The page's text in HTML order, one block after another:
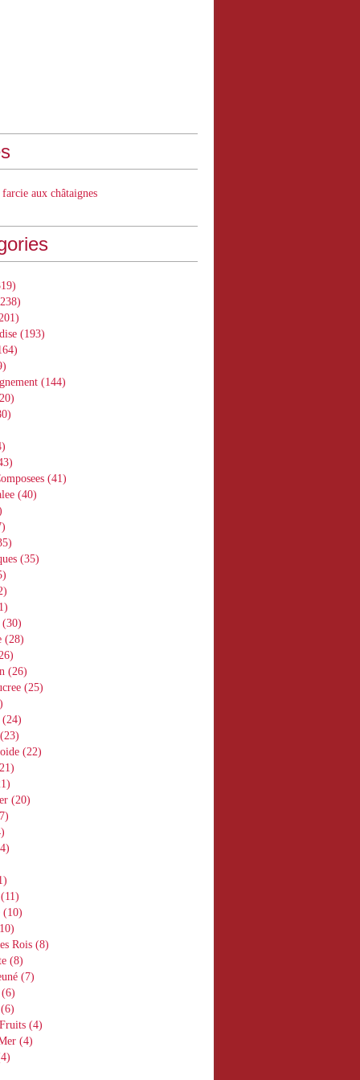
aux châtaignes
(193)
(144)
(41)
(40)
(35)
(30)
(28)
(26)
(25)
(24)
(23)
(22)
(20)
(11)
(10)
Rois (8)
(8)
(7)
(6)
(6)
(4)
(4)